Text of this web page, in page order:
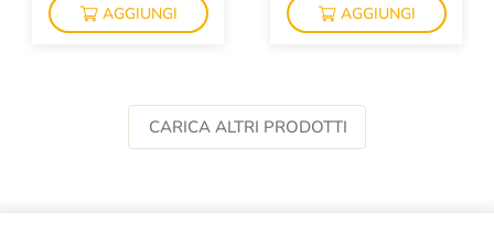
AGGIUNGI AGGIUNGI
CARICA ALTRI PRODOTTI